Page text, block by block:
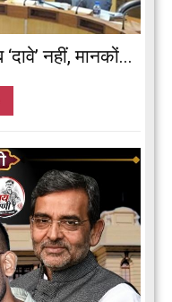
नहीं, मानकों...